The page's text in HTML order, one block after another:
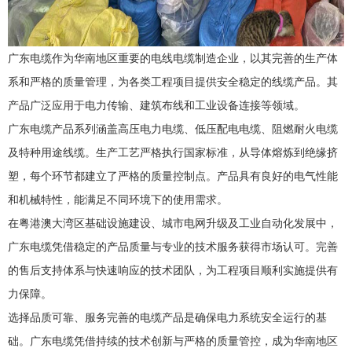
广东电缆作为华南地区重要的电线电缆制造企业，以其完善的生产体
系和严格的质量管理，为各类工程项目提供安全稳定的线缆产品。其
产品广泛应用于电力传输、建筑布线和工业设备连接等领域。
广东电缆产品系列涵盖高压电力电缆、低压配电电缆、阻燃耐火电缆
及特种用途线缆。生产工艺严格执行国家标准，从导体熔炼到绝缘挤
塑，每个环节都建立了严格的质量控制点。产品具有良好的电气性能
和机械特性，能满足不同环境下的使用需求。
在粤港澳大湾区基础设施建设、城市电网升级及工业自动化发展中，
广东电缆凭借稳定的产品质量与专业的技术服务获得市场认可。完善
的售后支持体系与快速响应的技术团队，为工程项目顺利实施提供有
力保障。
选择品质可靠、服务完善的电缆产品是确保电力系统安全运行的基
础。广东电缆凭借持续的技术创新与严格的质量管控，成为华南地区